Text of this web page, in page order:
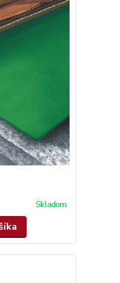
Skladom